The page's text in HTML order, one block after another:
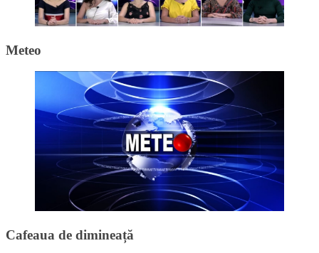
Meteo
Cafeaua de dimineață